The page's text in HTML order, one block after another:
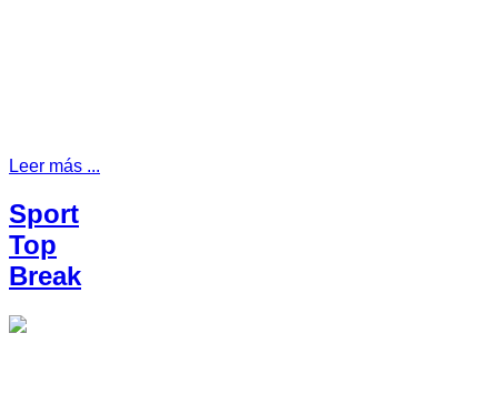
Leer más ...
Sport
Top
Break